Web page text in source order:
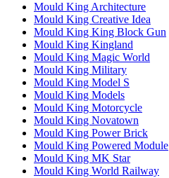
Mould King Architecture
Mould King Creative Idea
Mould King King Block Gun
Mould King Kingland
Mould King Magic World
Mould King Military
Mould King Model S
Mould King Models
Mould King Motorcycle
Mould King Novatown
Mould King Power Brick
Mould King Powered Module
Mould King MK Star
Mould King World Railway